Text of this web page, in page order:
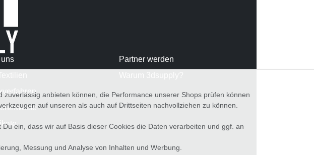
Partner werden
anbieten können, die Performance unserer Shops prüfen können
auf unseren als auch auf Drittseiten nachvollziehen zu können.
ein, dass wir auf Basis dieser Cookies die Daten verarbeiten und ggf. an
Messung und Analyse von Inhalten und Werbung.